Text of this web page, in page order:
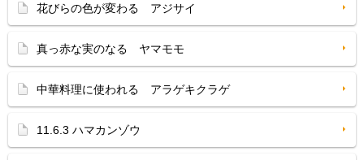
花びらの色が変わる アジサイ
真っ赤な実のなる ヤマモモ
中華料理に使われる アラゲキクラゲ
11.6.3 ハマカンゾウ